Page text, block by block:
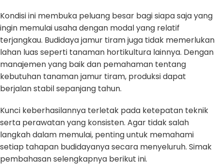
Kondisi ini membuka peluang besar bagi siapa saja yang
ingin memulai usaha dengan modal yang relatif
terjangkau. Budidaya jamur tiram juga tidak memerlukan
lahan luas seperti tanaman hortikultura lainnya. Dengan
manajemen yang baik dan pemahaman tentang
kebutuhan tanaman jamur tiram, produksi dapat
berjalan stabil sepanjang tahun.
Kunci keberhasilannya terletak pada ketepatan teknik
serta perawatan yang konsisten. Agar tidak salah
langkah dalam memulai, penting untuk memahami
setiap tahapan budidayanya secara menyeluruh. Simak
pembahasan selengkapnya berikut ini.